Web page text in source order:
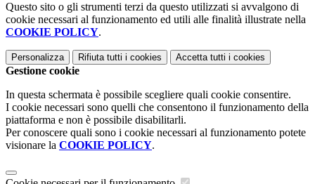
Questo sito o gli strumenti terzi da questo utilizzati si avvalgono di
cookie necessari al funzionamento ed utili alle finalità illustrate nella
COOKIE POLICY.
Personalizza Rifiuta tutti i cookies Accetta tutti i cookies
Gestione cookie
In questa schermata è possibile scegliere quali cookie consentire.
I cookie necessari sono quelli che consentono il funzionamento della
piattaforma e non è possibile disabilitarli.
Per conoscere quali sono i cookie necessari al funzionamento potete
visionare la COOKIE POLICY.